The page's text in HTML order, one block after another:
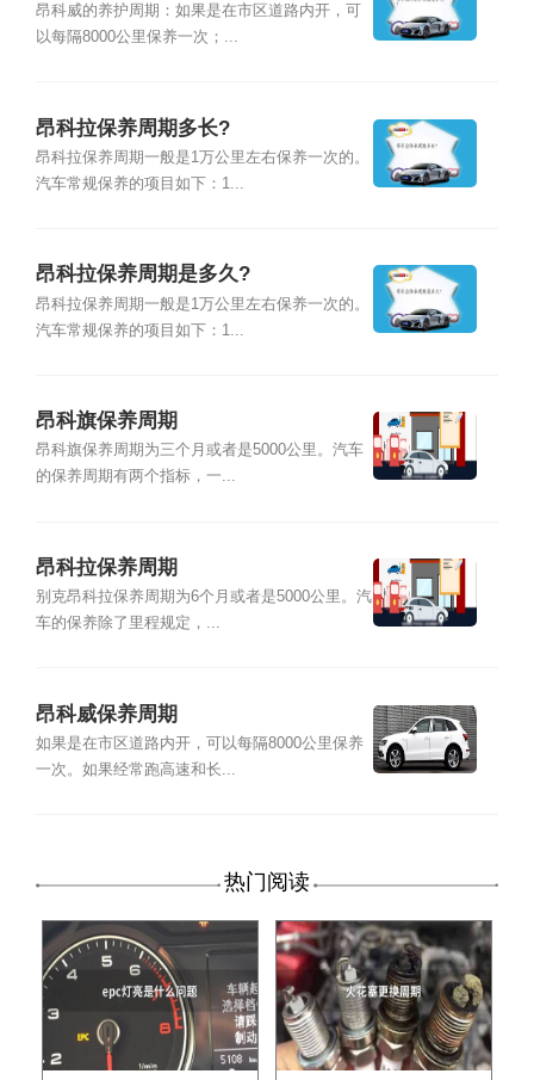
昂科威的养护周期：如果是在市区道路内开，可
以每隔8000公里保养一次；...
昂科拉保养周期多长?
昂科拉保养周期一般是1万公里左右保养一次的。
汽车常规保养的项目如下：1...
昂科拉保养周期是多久?
昂科拉保养周期一般是1万公里左右保养一次的。
汽车常规保养的项目如下：1...
昂科旗保养周期
昂科旗保养周期为三个月或者是5000公里。汽车
的保养周期有两个指标，一...
昂科拉保养周期
别克昂科拉保养周期为6个月或者是5000公里。汽
车的保养除了里程规定，...
昂科威保养周期
如果是在市区道路内开，可以每隔8000公里保养
一次。如果经常跑高速和长...
热门阅读